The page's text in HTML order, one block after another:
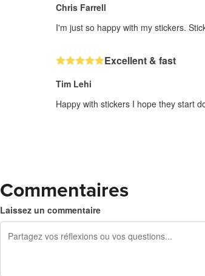
Chris Farrell
I'm just so happy with my stickers.
Excellent & fast
Tim Lehi
Happy with stickers I hope they start
Commentaires
Laissez un commentaire